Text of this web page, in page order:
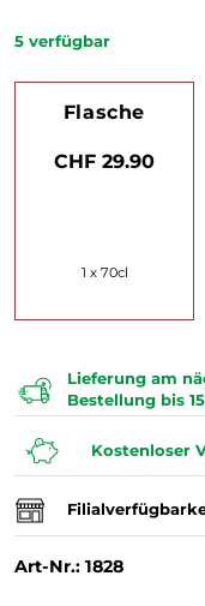
5 verfügbar
Flasche
CHF 29.90
1 x 70cl
Lieferung am
Bestellung bis
Kostenloser
Art-Nr.: 1828